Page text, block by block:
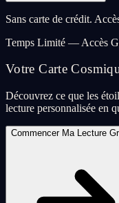
Sans carte de crédit.
Temps Limité — Accès
Votre Carte
Découvrez ce que les
lecture personnalisée en
Commencer Ma Lecture